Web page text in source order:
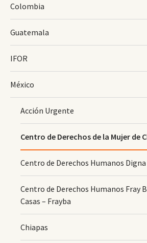
Colombia
Guatemala
IFOR
México
Acción Urgente
Centro de Derechos de la Mujer de
Centro de Derechos Humanos Digna
Centro de Derechos Humanos Fray
Casas – Frayba
Chiapas